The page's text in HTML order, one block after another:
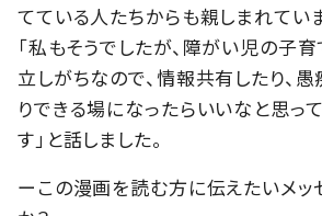
てている人たちからも親しまれてい
「私もそうでしたが、障がい児の子
立しがちなので、情報共有したり、愚
りできる場になったらいいなと思っ
す」と話しました。
ーこの漫画を読む方に伝えたいメッ